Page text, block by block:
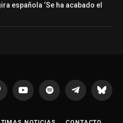
española ‘Se ha acabado el
YouTubeSpotify Telegrama